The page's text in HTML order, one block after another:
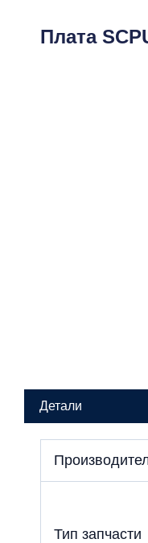
Плата
Детали
Тип запчасти